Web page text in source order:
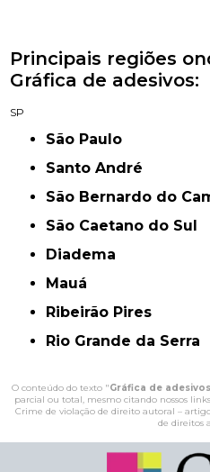
Principais regiões
Gráfica de adesivos:
SP
São Paulo
Santo André
São Bernardo do
São Caetano do Sul
Diadema
Mauá
Ribeirão Pires
Rio Grande da Serra
O conteúdo do texto "Gráfica de adesivos
parcial ou total, mesmo citando nossos
Crime de violação de direito autoral –
de direitos